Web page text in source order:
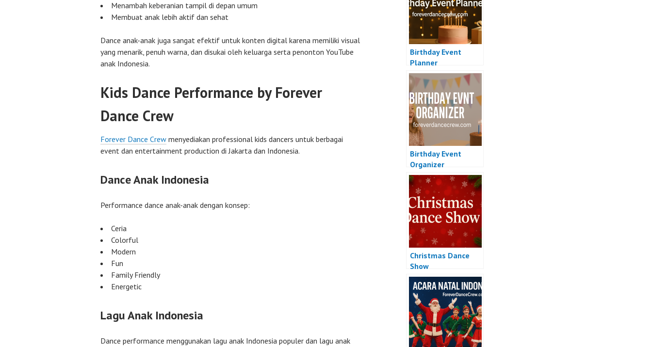
Menambah keberanian tampil di depan umum
Membuat anak lebih aktif dan sehat
Dance anak-anak juga sangat efektif untuk konten digital karena memiliki visual
yang menarik, penuh warna, dan disukai oleh keluarga serta penonton YouTube
anak Indonesia.
Kids Dance Performance by Forever
Dance Crew
Forever Dance Crew menyediakan professional kids dancers untuk berbagai
event dan entertainment production di Jakarta dan Indonesia.
Dance Anak Indonesia
Performance dance anak-anak dengan konsep:
Ceria
Colorful
Modern
Fun
Family Friendly
Energetic
Lagu Anak Indonesia
Dance performance menggunakan lagu anak Indonesia populer dan lagu anak
Birthday Event
Planner
Birthday Event
Organizer
Christmas Dance
Show